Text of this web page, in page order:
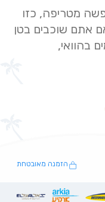
מטריפה, כזו
אתם שוכבים בטן
בהוואי,
הזמנה מאובטחת